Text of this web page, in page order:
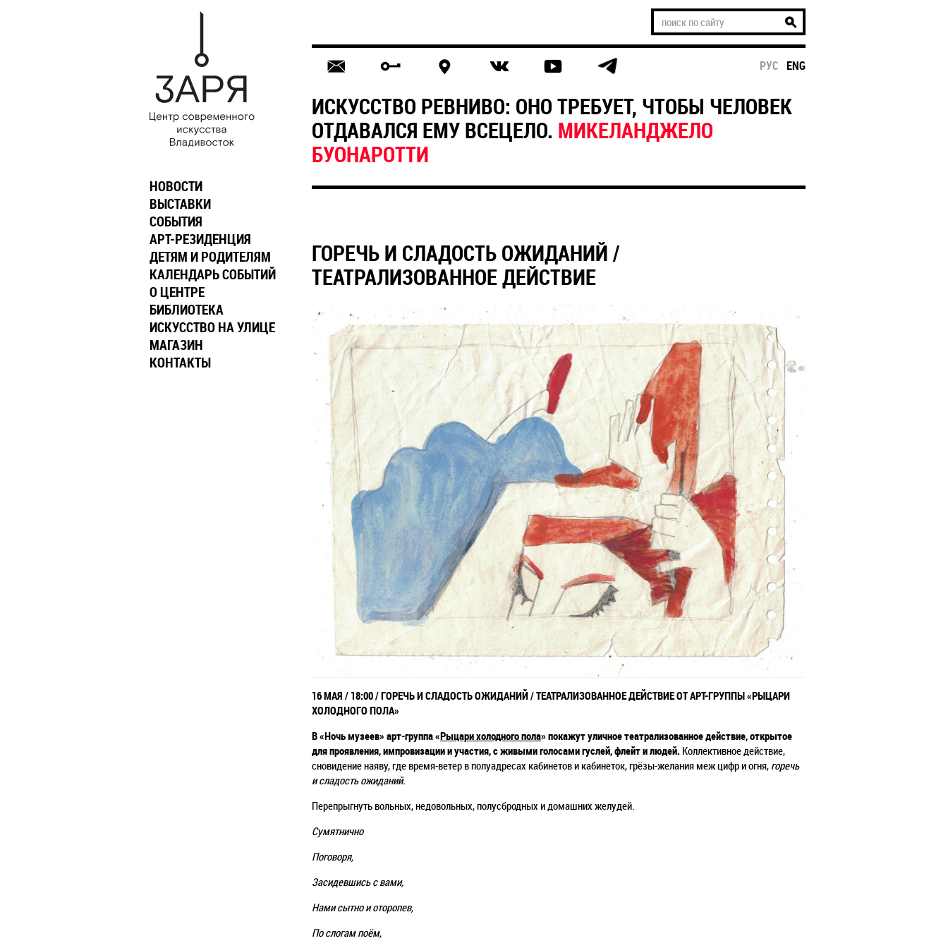
РУС ENG
ИСКУССТВО РЕВНИВО: ОНО ТРЕБУЕТ, ЧТОБЫ ЧЕЛОВЕК
ОТДАВАЛСЯ ЕМУ ВСЕЦЕЛО. МИКЕЛАНДЖЕЛО
БУОНАРОТТИ
ГОРЕЧЬ И СЛАДОСТЬ ОЖИДАНИЙ /
ТЕАТРАЛИЗОВАННОЕ ДЕЙСТВИЕ
16 МАЯ / 18:00 / ГОРЕЧЬ И СЛАДОСТЬ ОЖИДАНИЙ / ТЕАТРАЛИЗОВАННОЕ ДЕЙСТВИЕ ОТ АРТ-ГРУППЫ «РЫЦАРИ
ХОЛОДНОГО ПОЛА»
В «Ночь музеев» арт-группа «Рыцари холодного пола» покажут уличное театрализованное действие, открытое
для проявления, импровизации и участия, с живыми голосами гуслей, флейт и людей. Коллективное действие,
сновидение наяву, где время-ветер в полуадресах кабинетов и кабинеток, грёзы-желания меж цифр и огня, горечь
и сладость ожиданий.
Перепрыгнуть вольных, недовольных, полусбродных и домашних желудей.
Сумятнично
Поговоря,
Засидевшись с вами,
Нами сытно и оторопев,
По слогам поём,
НОВОСТИ
ВЫСТАВКИ
СОБЫТИЯ
АРТ-РЕЗИДЕНЦИЯ
ДЕТЯМ И РОДИТЕЛЯМ
КАЛЕНДАРЬ СОБЫТИЙ
О ЦЕНТРЕ
БИБЛИОТЕКА
ИСКУССТВО НА УЛИЦЕ
МАГАЗИН
КОНТАКТЫ